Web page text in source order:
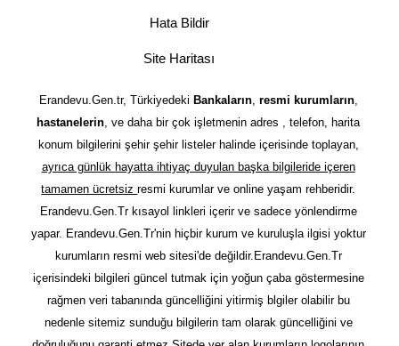
Hata Bildir
Site Haritası
Erandevu.Gen.tr, Türkiyedeki Bankaların, resmi kurumların,
hastanelerin, ve daha bir çok işletmenin adres , telefon, harita
konum bilgilerini şehir şehir listeler halinde içerisinde toplayan,
ayrıca günlük hayatta ihtiyaç duyulan başka bilgileride içeren
tamamen ücretsizresmi kurumlar ve online yaşam rehberidir.
Erandevu.Gen.Tr kısayol linkleri içerir ve sadece yönlendirme
yapar. Erandevu.Gen.Tr'nin hiçbir kurum ve kuruluşla ilgisi yoktur
kurumların resmi web sitesi'de değildir.Erandevu.Gen.Tr
içerisindeki bilgileri güncel tutmak için yoğun çaba göstermesine
rağmen veri tabanında güncelliğini yitirmiş blgiler olabilir bu
nedenle sitemiz sunduğu bilgilerin tam olarak güncelliğini ve